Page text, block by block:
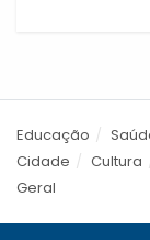
Educação
Cidade
Cultura
Geral